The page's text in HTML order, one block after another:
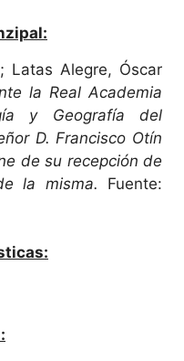
Latas Alegre, Óscar
la Real Academia
y Geografía del
D. Francisco Otín
de su recepción de
la misma. Fuente: